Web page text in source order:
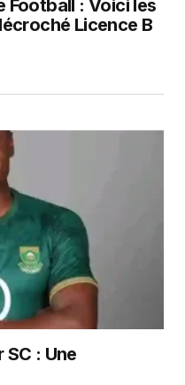
Football : Voici les
Licence B
: Une